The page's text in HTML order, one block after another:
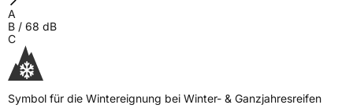
A
B / 68 dB
C
Symbol für die Wintereignung bei Winter- & Ganzjahresreifen